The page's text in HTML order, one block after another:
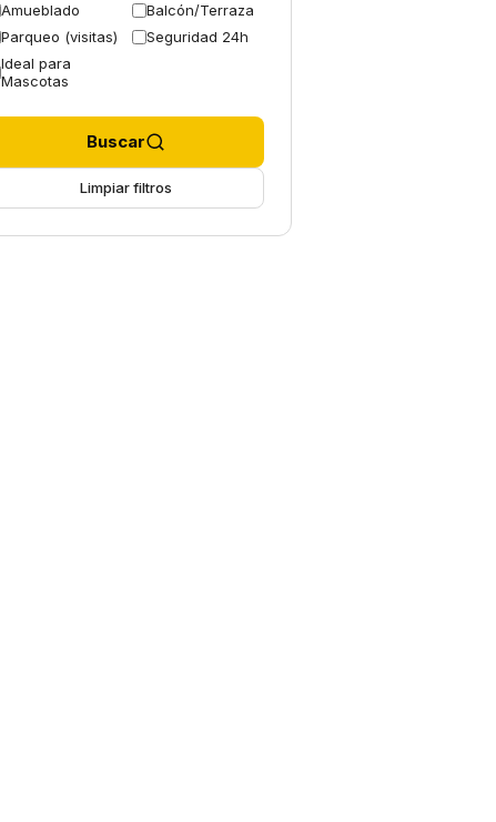
Amueblado
Balcón/Terraza
Parqueo (visitas)
Seguridad 24h
Ideal para
Mascotas
Buscar
Limpiar filtros